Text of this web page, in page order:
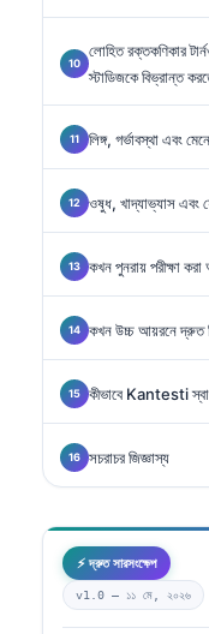
লোহিত রক্তকণিকার
স্টাডিজকে বিভ্রান্ত
লিঙ্গ, গর্ভাবস্থা এবং
ওষুধ, খাদ্যাভ্যাস এবং
কখন পুনরায় পরীক্ষা
কখন উচ্চ আয়রনে দ্রুত
কীভাবে Kantesti
সচরাচর জিজ্ঞাস্য
⚡ দ্রুত সারসংক্ষেপ
v1.0 — ১১ মে, ২০২৬